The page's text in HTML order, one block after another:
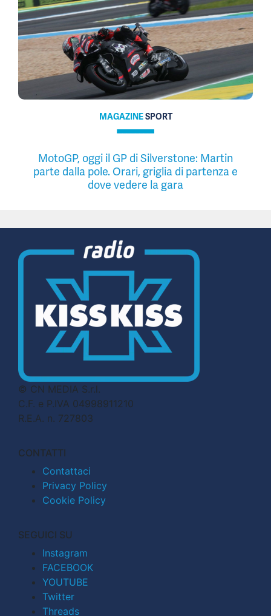
MAGAZINESPORT
MotoGP, oggi il GP di Silverstone: Martin
parte dalla pole. Orari, griglia di partenza e
dove vedere la gara
© CN MEDIA S.r.l.
C.F. e P.IVA 04998911210
R.E.A. n. 727803
CONTATTI
Contattaci
Privacy Policy
Cookie Policy
SEGUICI SU
Instagram
FACEBOOK
YOUTUBE
Twitter
Threads